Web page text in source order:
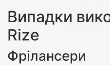
Випадки
Rize
Фрілансери